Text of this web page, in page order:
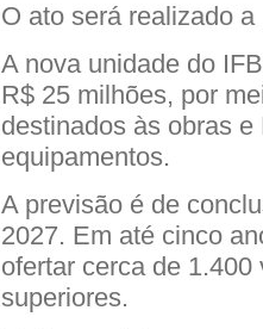
O ato será realizado
A nova unidade do
R$ 25 milhões, por
destinados às obras
equipamentos.
A previsão é de
2027. Em até cinco
ofertar cerca de
superiores.